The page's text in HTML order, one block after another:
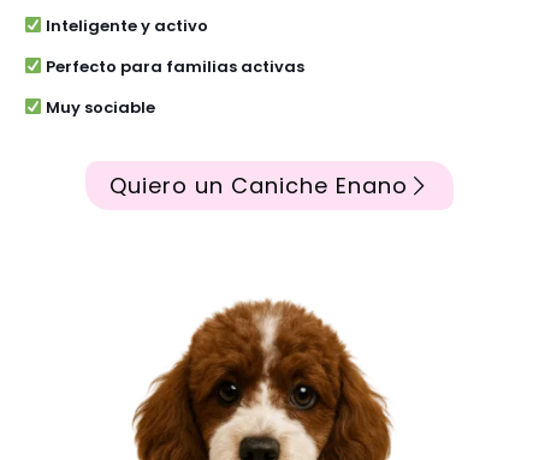
Inteligente y activo
Perfecto para familias activas
Muy sociable
Quiero un Caniche Enano